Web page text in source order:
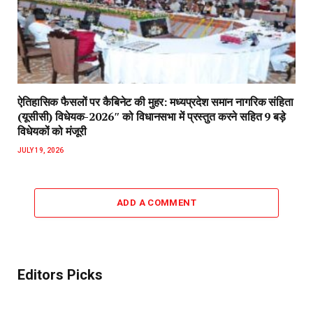
ऐतिहासिक फैसलों पर कैबिनेट की मुहर: मध्यप्रदेश समान नागरिक संहिता
(यूसीसी) विधेयक-2026″ को विधानसभा में प्रस्तुत करने सहित 9 बड़े
विधेयकों को मंजूरी
JULY 19, 2026
ADD A COMMENT
Editors Picks